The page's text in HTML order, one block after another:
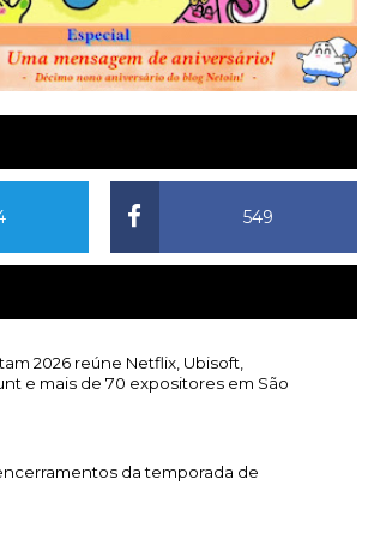
549
2026 reúne Netflix, Ubisoft,
e mais de 70 expositores em São
da temporada de